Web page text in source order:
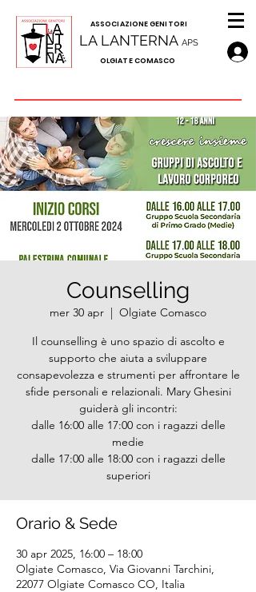
LA LANTERNA APS
ASSOCIAZIONE GENITORI
OLGIATE COMASCO
Counselling
mer 30 apr
  |
Olgiate Comasco
Il counselling è uno spazio di ascolto e
supporto che aiuta a sviluppare
consapevolezza e strumenti per affrontare le
sfide personali e relazionali. Mary Ghesini
guiderà gli incontri:
dalle 16:00 alle 17:00 con i ragazzi delle
medie
dalle 17:00 alle 18:00 con i ragazzi delle
superiori
Orario & Sede
30 apr 2025, 16:00 – 18:00
Olgiate Comasco, Via Giovanni Tarchini,
22077 Olgiate Comasco CO, Italia